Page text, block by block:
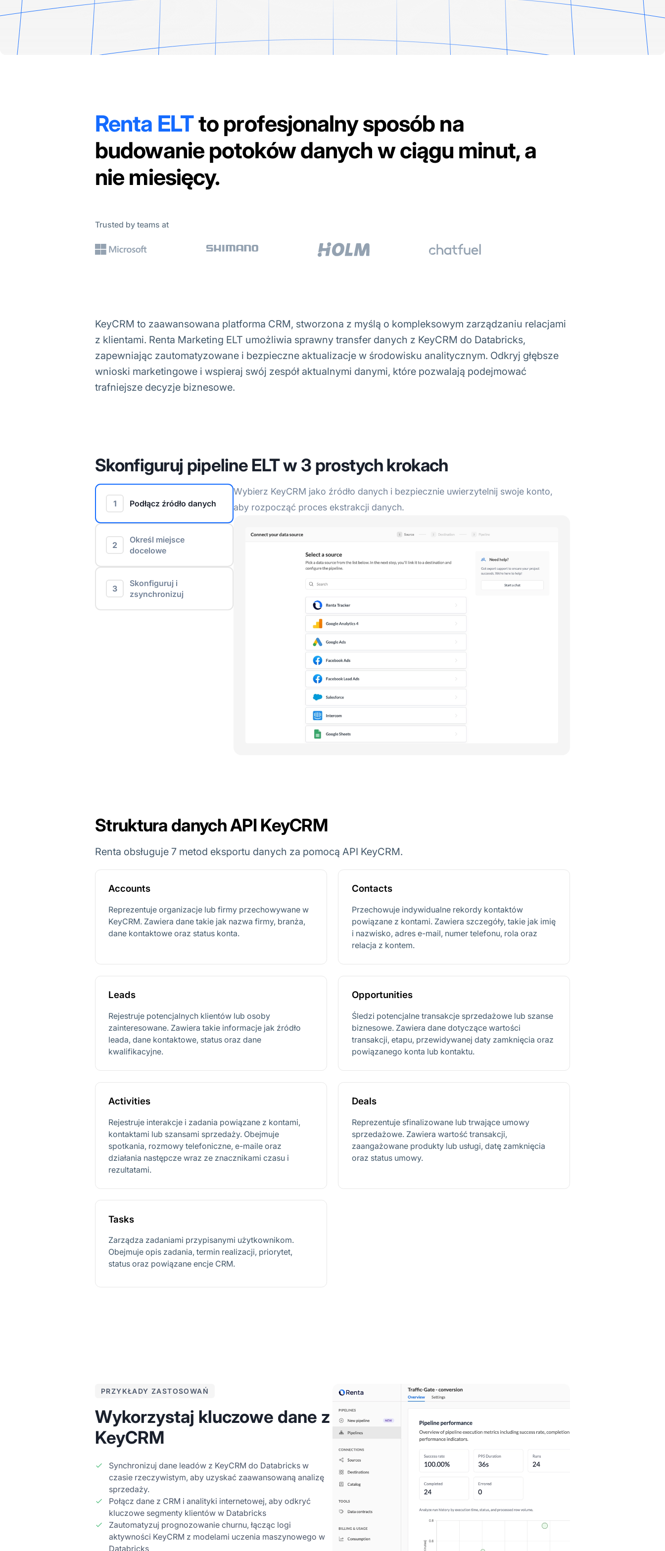
Renta ELTto profesjonalny sposób na
budowanie potoków danych w ciągu minut, a
nie miesięcy.
Trusted by teams at
KeyCRM to zaawansowana platforma CRM, stworzona z myślą o kompleksowym zarządzaniu relacjami
z klientami. Renta Marketing ELT umożliwia sprawny transfer danych z KeyCRM do Databricks,
zapewniając zautomatyzowane i bezpieczne aktualizacje w środowisku analitycznym. Odkryj głębsze
wnioski marketingowe i wspieraj swój zespół aktualnymi danymi, które pozwalają podejmować
trafniejsze decyzje biznesowe.
Skonfiguruj pipeline ELT w 3 prostych krokach
1 Podłącz źródło danych
2
Określ miejsce
docelowe
3
Skonfiguruj i
zsynchronizuj
Wybierz KeyCRM jako źródło danych i bezpiecznie uwierzytelnij swoje konto,
aby rozpocząć proces ekstrakcji danych.
Struktura danych API KeyCRM
Renta obsługuje 7 metod eksportu danych za pomocą API KeyCRM.
Accounts
Reprezentuje organizacje lub firmy przechowywane w
KeyCRM. Zawiera dane takie jak nazwa firmy, branża,
dane kontaktowe oraz status konta.
Contacts
Przechowuje indywidualne rekordy kontaktów
powiązane z kontami. Zawiera szczegóły, takie jak imię
i nazwisko, adres e-mail, numer telefonu, rola oraz
relacja z kontem.
Leads
Rejestruje potencjalnych klientów lub osoby
zainteresowane. Zawiera takie informacje jak źródło
leada, dane kontaktowe, status oraz dane
kwalifikacyjne.
Opportunities
Śledzi potencjalne transakcje sprzedażowe lub szanse
biznesowe. Zawiera dane dotyczące wartości
transakcji, etapu, przewidywanej daty zamknięcia oraz
powiązanego konta lub kontaktu.
Activities
Rejestruje interakcje i zadania powiązane z kontami,
kontaktami lub szansami sprzedaży. Obejmuje
spotkania, rozmowy telefoniczne, e-maile oraz
działania następcze wraz ze znacznikami czasu i
rezultatami.
Deals
Reprezentuje sfinalizowane lub trwające umowy
sprzedażowe. Zawiera wartość transakcji,
zaangażowane produkty lub usługi, datę zamknięcia
oraz status umowy.
Tasks
Zarządza zadaniami przypisanymi użytkownikom.
Obejmuje opis zadania, termin realizacji, priorytet,
status oraz powiązane encje CRM.
PRZYKŁADY ZASTOSOWAŃ
Wykorzystaj kluczowe dane z
KeyCRM
Synchronizuj dane leadów z KeyCRM do Databricks w
czasie rzeczywistym, aby uzyskać zaawansowaną analizę
sprzedaży.
Połącz dane z CRM i analityki internetowej, aby odkryć
kluczowe segmenty klientów w Databricks
Zautomatyzuj prognozowanie churnu, łącząc logi
aktywności KeyCRM z modelami uczenia maszynowego w
Databricks